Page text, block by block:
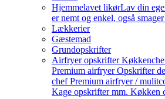
Hjemmelavet likørLav din
er nemt og enkel, også
Lækkerier
Gæstemad
Grundopskrifter
Airfryer opskrifter
Premium airfryer Opskrifter
chef Premium airfryer /
Kage opskrifter mm. Køkken